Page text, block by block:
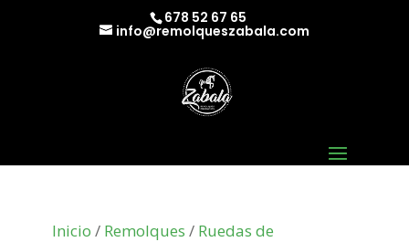
678 52 67 65
info@remolqueszabala.com
Inicio / Remolques / Ruedas de